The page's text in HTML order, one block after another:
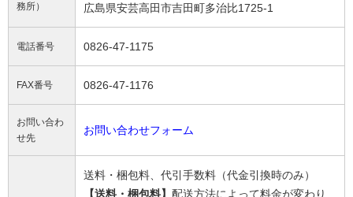
務所）
広島県安芸高田市吉田町多治比1725-1
電話番号 0826-47-1175
FAX番号 0826-47-1176
お問い合わ
せ先
お問い合わせフォーム
送料・梱包料、代引手数料（代金引換時のみ）
【送料・梱包料】 配送方法によって料金が変わり